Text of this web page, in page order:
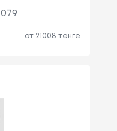
от 21008 тенге